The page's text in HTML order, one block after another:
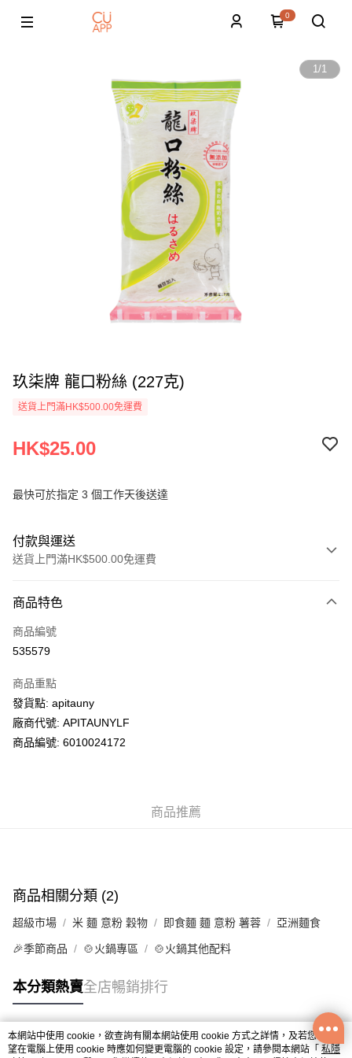
0
1/1
玖柒牌 龍口粉絲 (227克)
送貨上門滿HK$500.00免運費
HK$25.00
最快可於指定 3 個工作天後送達
付款與運送
送貨上門滿HK$500.00免運費
信用卡
AlipayHK
WeChat Pay
送貨方式
每筆HK$50.00，滿HK$200.00或以上免運費
UNY 門市自取
商品特色
商品編號
535579
商品重點
發貨點: apitauny
廠商代號: APITAUNYLF
商品編號: 6010024172
商品推薦
商品相關分類 (2)
超級市場 米 麵 意粉 穀物 即食麵 麵 意粉 薯蓉 亞洲麵食
🎉季節商品 🍲火鍋專區 🍲火鍋其他配料
本分類熱賣全店暢銷排行
熱門標籤
本網站中使用 cookie，欲查詢有關本網站使用 cookie 方式之詳情，及若您不希
望在電腦上使用 cookie 時應如何變更電腦的 cookie 設定，請參閱本網站「 私隱